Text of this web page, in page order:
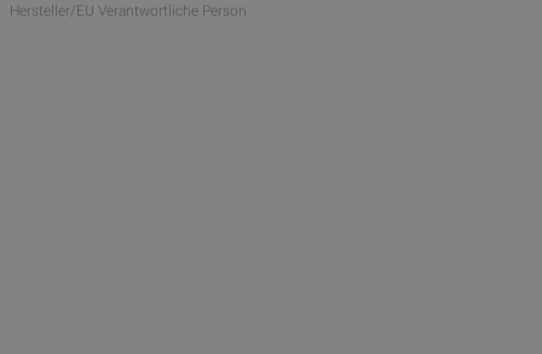
Hersteller/EU Verantwortliche Person